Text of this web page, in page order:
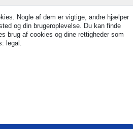
Nogle af dem er vigtige, andre hjælper
og din brugeroplevelse. Du kan finde
brug af cookies og dine rettigheder som
legal.
here Kontakt